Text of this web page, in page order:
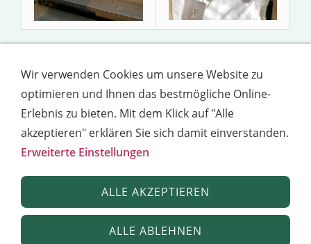
Wir danken den Alfterer Schützen mit Ihrem 1.
Brudermeister Gabi Haag für ein sehr gelungenes
Bezirksschützenfest.
Wir verwenden Cookies um unsere Website zu
optimieren und Ihnen das bestmögliche Online-
Erlebnis zu bieten. Mit dem Klick auf "Alle
akzeptieren" erklären Sie sich damit einverstanden.
Erweiterte Einstellungen
ALLE AKZEPTIEREN
ALLE ABLEHNEN